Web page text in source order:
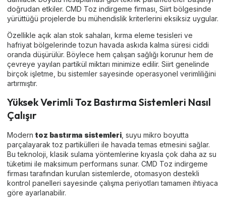
doğrudan etkiler. CMD Toz indirgeme firması, Siirt bölgesinde
yürüttüğü projelerde bu mühendislik kriterlerini eksiksiz uygular.
Özellikle açık alan stok sahaları, kırma eleme tesisleri ve
hafriyat bölgelerinde tozun havada askıda kalma süresi ciddi
oranda düşürülür. Böylece hem çalışan sağlığı korunur hem de
çevreye yayılan partikül miktarı minimize edilir. Siirt genelinde
birçok işletme, bu sistemler sayesinde operasyonel verimliliğini
artırmıştır.
Yüksek Verimli Toz Bastırma Sistemleri Nasıl
Çalışır
Modern toz bastırma sistemleri , suyu mikro boyutta
parçalayarak toz partikülleri ile havada temas etmesini sağlar.
Bu teknoloji, klasik sulama yöntemlerine kıyasla çok daha az su
tüketimi ile maksimum performans sunar. CMD Toz indirgeme
firması tarafından kurulan sistemlerde, otomasyon destekli
kontrol panelleri sayesinde çalışma periyotları tamamen ihtiyaca
göre ayarlanabilir.